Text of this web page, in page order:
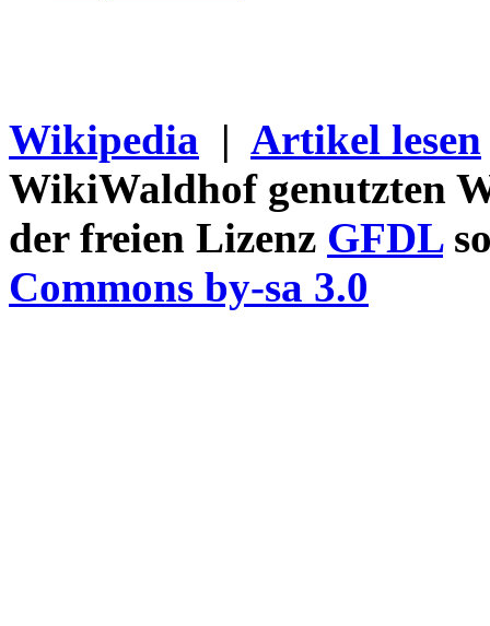
Wikipedia | Artikel lesen
WikiWaldhof genutzten
der freien Lizenz GFDL
Commons by-sa 3.0